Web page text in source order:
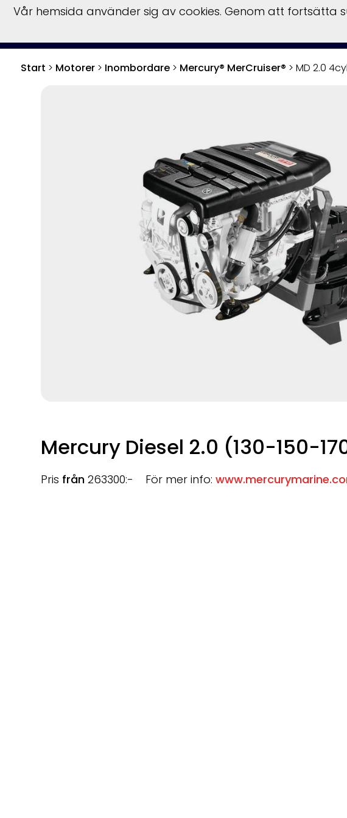
Start > Motorer> Inombordare> Mercury® MerCruiser® > MD 2.0
Mercury Diesel 2.0 (130-150-
Pris från 263300:- För mer info:
Vår hemsida använder sig av cookies. Genom att fortsätta